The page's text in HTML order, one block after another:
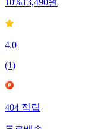
10%13,490원
4.0
(1)
404적립